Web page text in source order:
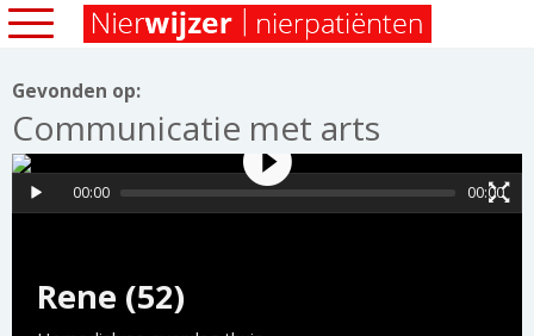
Gevonden op:
Communicatie met arts
Rene (52)
00:00 00:00